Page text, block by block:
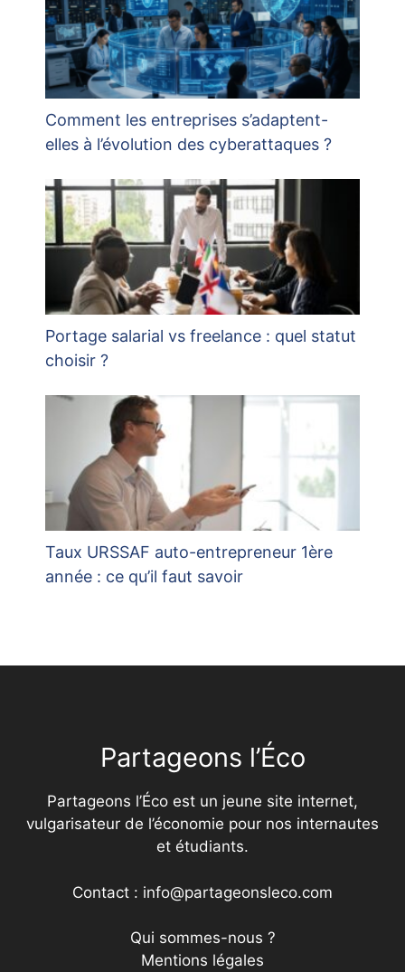
Comment les entreprises s’adaptent-
elles à l’évolution des cyberattaques ?
Portage salarial vs freelance : quel statut
choisir ?
Taux URSSAF auto-entrepreneur 1ère
année : ce qu’il faut savoir
Partageons l’Éco
Partageons l’Éco est un jeune site internet,
vulgarisateur de l’économie pour nos internautes
et étudiants.
Contact : info@partageonsleco.com
Qui sommes-nous ?
Mentions légales